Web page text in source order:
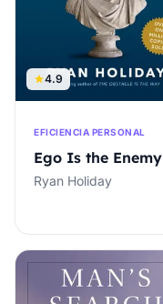
4.9
EFICIENCIA PERSONAL
Ego Is the Enemy
Ryan Holiday